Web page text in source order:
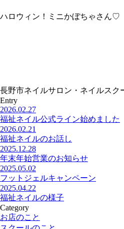
ハロウィン！ミニかぼちゃさん♡
長野市ネイルサロン・ネイルスク
Entry
2026.02.27
福祉ネイル公式ライン始めました
2026.02.21
福祉ネイルのお話し
2025.12.28
年末年始営業のお知らせ
2025.05.02
フットジェルキャンペーン
2025.04.22
福祉ネイルの様子
Category
お店のこと